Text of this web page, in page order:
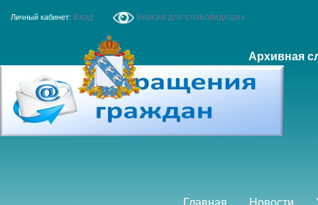
Личный кабинет: Вход Версия для слабовидящих
Архивная